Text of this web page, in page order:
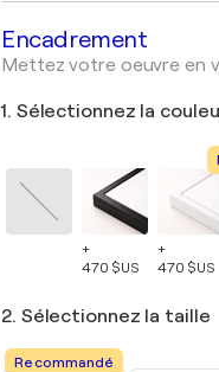
Encadrement
Mettez votre oeuvre en
1. Sélectionnez la
+
470 $US
+
470 $US
2. Sélectionnez la taille
Recommandé